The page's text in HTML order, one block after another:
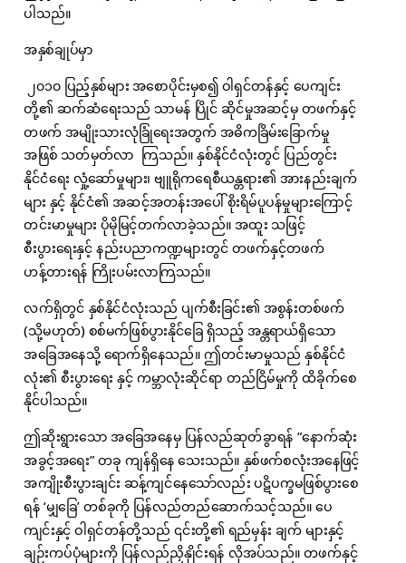
ပါသည်။
အနှစ်ချုပ်မှာ
၂၀၁၀ ပြည့်နှစ်များ အစောပိုင်းမှစ၍ ဝါရှင်တန်နှင့် ပေကျင်း
တို့၏ ဆက်ဆံရေးသည် သာမန် ပြိုင် ဆိုင်မှုအဆင့်မှ တဖက်နှင့်
တဖက် အမျိုးသားလုံခြုံရေးအတွက် အဓိကခြိမ်းခြောက်မှု
အဖြစ် သတ်မှတ်လာ ကြသည်။ နှစ်နိုင်ငံလုံးတွင် ပြည်တွင်း
နိုင်ငံရေး လှုံ့ဆော်မှုများ၊ ဗျူရိုကရေစီယန္တရား၏ အားနည်းချက်
များ နှင့် နိုင်ငံ၏ အဆင့်အတန်းအပေါ် စိုးရိမ်ပူပန်မှုများကြောင့်
တင်းမာမှုများ ပိုမိုမြင့်တက်လာခဲ့သည်။ အထူး သဖြင့်
စီးပွားရေးနှင့် နည်းပညာကဏ္ဍများတွင် တဖက်နှင့်တဖက်
ဟန့်တားရန် ကြိုးပမ်းလာကြသည်။
လက်ရှိတွင် နှစ်နိုင်ငံလုံးသည် ပျက်စီးခြင်း၏ အစွန်းတစ်ဖက်
(သို့မဟုတ်) စစ်မက်ဖြစ်ပွားနိုင်ခြေ ရှိသည့် အန္တရာယ်ရှိသော
အခြေအနေသို့ ရောက်ရှိနေသည်။ ဤတင်းမာမှုသည် နှစ်နိုင်ငံ
လုံး၏ စီးပွားရေး နှင့် ကမ္ဘာလုံးဆိုင်ရာ တည်ငြိမ်မှုကို ထိခိုက်စေ
နိုင်ပါသည်။
ဤဆိုးရွားသော အခြေအနေမှ ပြန်လည်ဆုတ်ခွာရန် “နောက်ဆုံး
အခွင့်အရေး” တခု ကျန်ရှိနေ သေးသည်။ နှစ်ဖက်စလုံးအနေဖြင့်
အကျိုးစီးပွားချင်း ဆန့်ကျင်နေသော်လည်း ပဋိပက္ခမဖြစ်ပွားစေ
ရန် ‘မျှခြေ’ တစ်ခုကို ပြန်လည်တည်ဆောက်သင့်သည်။ ပေ
ကျင်းနှင့် ဝါရှင်တန်တို့သည် ၎င်းတို့၏ ရည်မှန်း ချက် များနှင့်
ချဉ်းကပ်ပုံများကို ပြန်လည်ညှိနှိုင်းရန် လိုအပ်သည်။ တဖက်နှင့်